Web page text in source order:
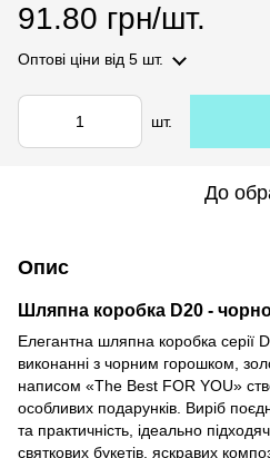
91.80 грн/шт.
Оптові ціни від 5 шт.
шт.
До
Опис
Шляпна коробка D20 -
Елегантна шляпна коробка серії
виконанні з чорним горошком,
написом «The Best FOR YOU»
особливих подарунків. Виріб
та практичність, ідеально
святкових букетів, яскравих